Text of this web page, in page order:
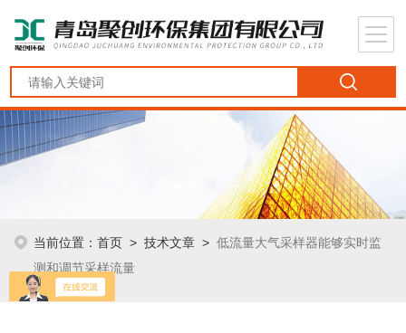
当前位置：首页 >技术文章 >低流量大气采样器能够实时监
测和调节采样流量